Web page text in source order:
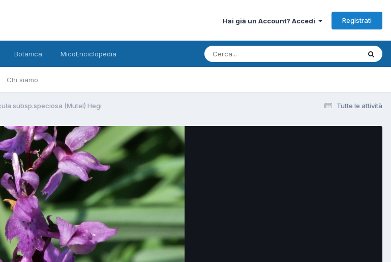
Hai già un Account? Accedi Registrati
Chi siamo
Botanica MicoEnciclopedia
Tutte le attività
subsp.speciosa (Mutel) Hegi